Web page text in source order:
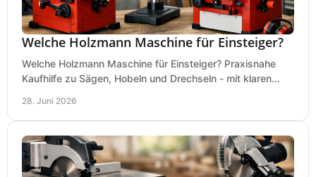
Welche Holzmann Maschine für Einsteiger?
Welche Holzmann Maschine für Einsteiger? Praxisnahe
Kaufhilfe zu Sägen, Hobeln und Drechseln - mit klaren
28. Juni 2026